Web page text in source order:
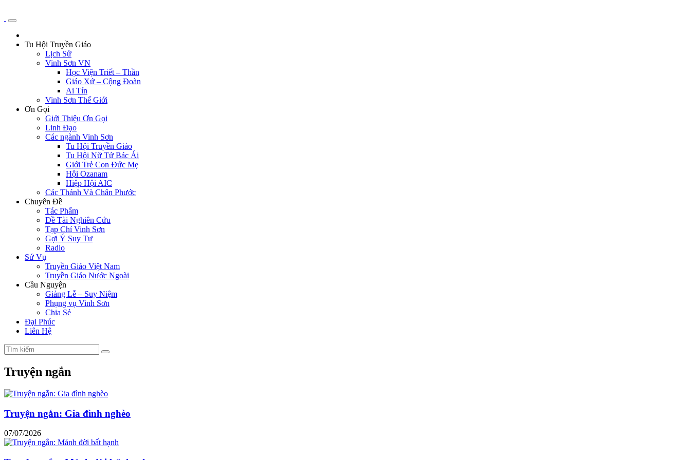
Tu Hội Truyền Giáo
Lịch Sử
Vinh Sơn VN
Học Viện Triết – Thần
Giáo Xứ – Cộng Đoàn
Ai Tín
Vinh Sơn Thế Giới
Ơn Gọi
Giới Thiệu Ơn Gọi
Linh Đạo
Các ngành Vinh Sơn
Tu Hội Truyền Giáo
Tu Hội Nữ Tử Bác Ái
Giới Trẻ Con Đức Mẹ
Hội Ozanam
Hiệp Hội AIC
Các Thánh Và Chân Phước
Chuyên Đề
Tác Phẩm
Đề Tài Nghiên Cứu
Tạp Chí Vinh Sơn
Gợi Ý Suy Tư
Radio
Sứ Vụ
Truyền Giáo Việt Nam
Truyền Giáo Nước Ngoài
Cầu Nguyện
Giảng Lễ – Suy Niệm
Phụng vụ Vinh Sơn
Chia Sẻ
Đại Phúc
Liên Hệ
Truyện ngắn
Truyện ngắn: Gia đình nghèo
07/07/2026